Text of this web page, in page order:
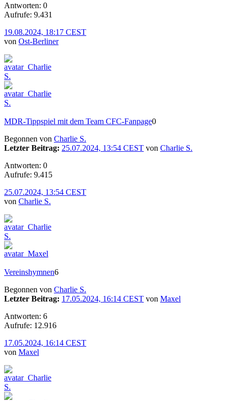
Antworten: 0
Aufrufe: 9.431
19.08.2024, 18:17 CEST
von Ost-Berliner
MDR-Tippspiel mit dem Team CFC-Fanpage0
Begonnen von Charlie S.
Letzter Beitrag: 25.07.2024, 13:54 CEST von Charlie S.
Antworten: 0
Aufrufe: 9.415
25.07.2024, 13:54 CEST
von Charlie S.
Vereinshymnen6
Begonnen von Charlie S.
Letzter Beitrag: 17.05.2024, 16:14 CEST von Maxel
Antworten: 6
Aufrufe: 12.916
17.05.2024, 16:14 CEST
von Maxel